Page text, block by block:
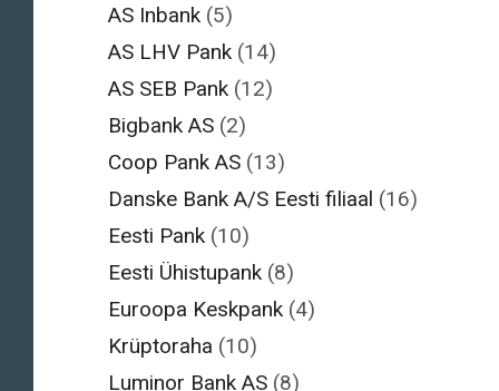
AS Inbank (5)
AS LHV Pank (14)
AS SEB Pank (12)
Bigbank AS (2)
Coop Pank AS (13)
Danske Bank A/S Eesti filiaal (16)
Eesti Pank (10)
Eesti Ühistupank (8)
Euroopa Keskpank (4)
Krüptoraha (10)
Luminor Bank AS (8)